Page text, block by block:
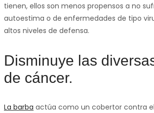
tienen, ellos son menos propensos a no
autoestima o de enfermedades de tipo
altos niveles de defensa.
Disminuye las
de cáncer.
La barba actúa como un cobertor contra